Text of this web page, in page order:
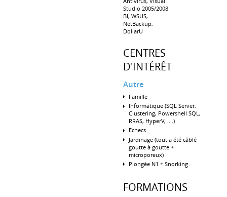
Studio 2005/2008
BI, WSUS,
NetBackup,
DollarU
CENTRES
D'INTÉRÊT
Autre
Famille
Informatique (SQL Server,
Clustering, Powershell SQL,
RRAS, HyperV, ....)
Echecs
Jardinage (tout a été câblé
goutte à goutte +
microporeux)
Plongée N1 + Snorking
FORMATIONS